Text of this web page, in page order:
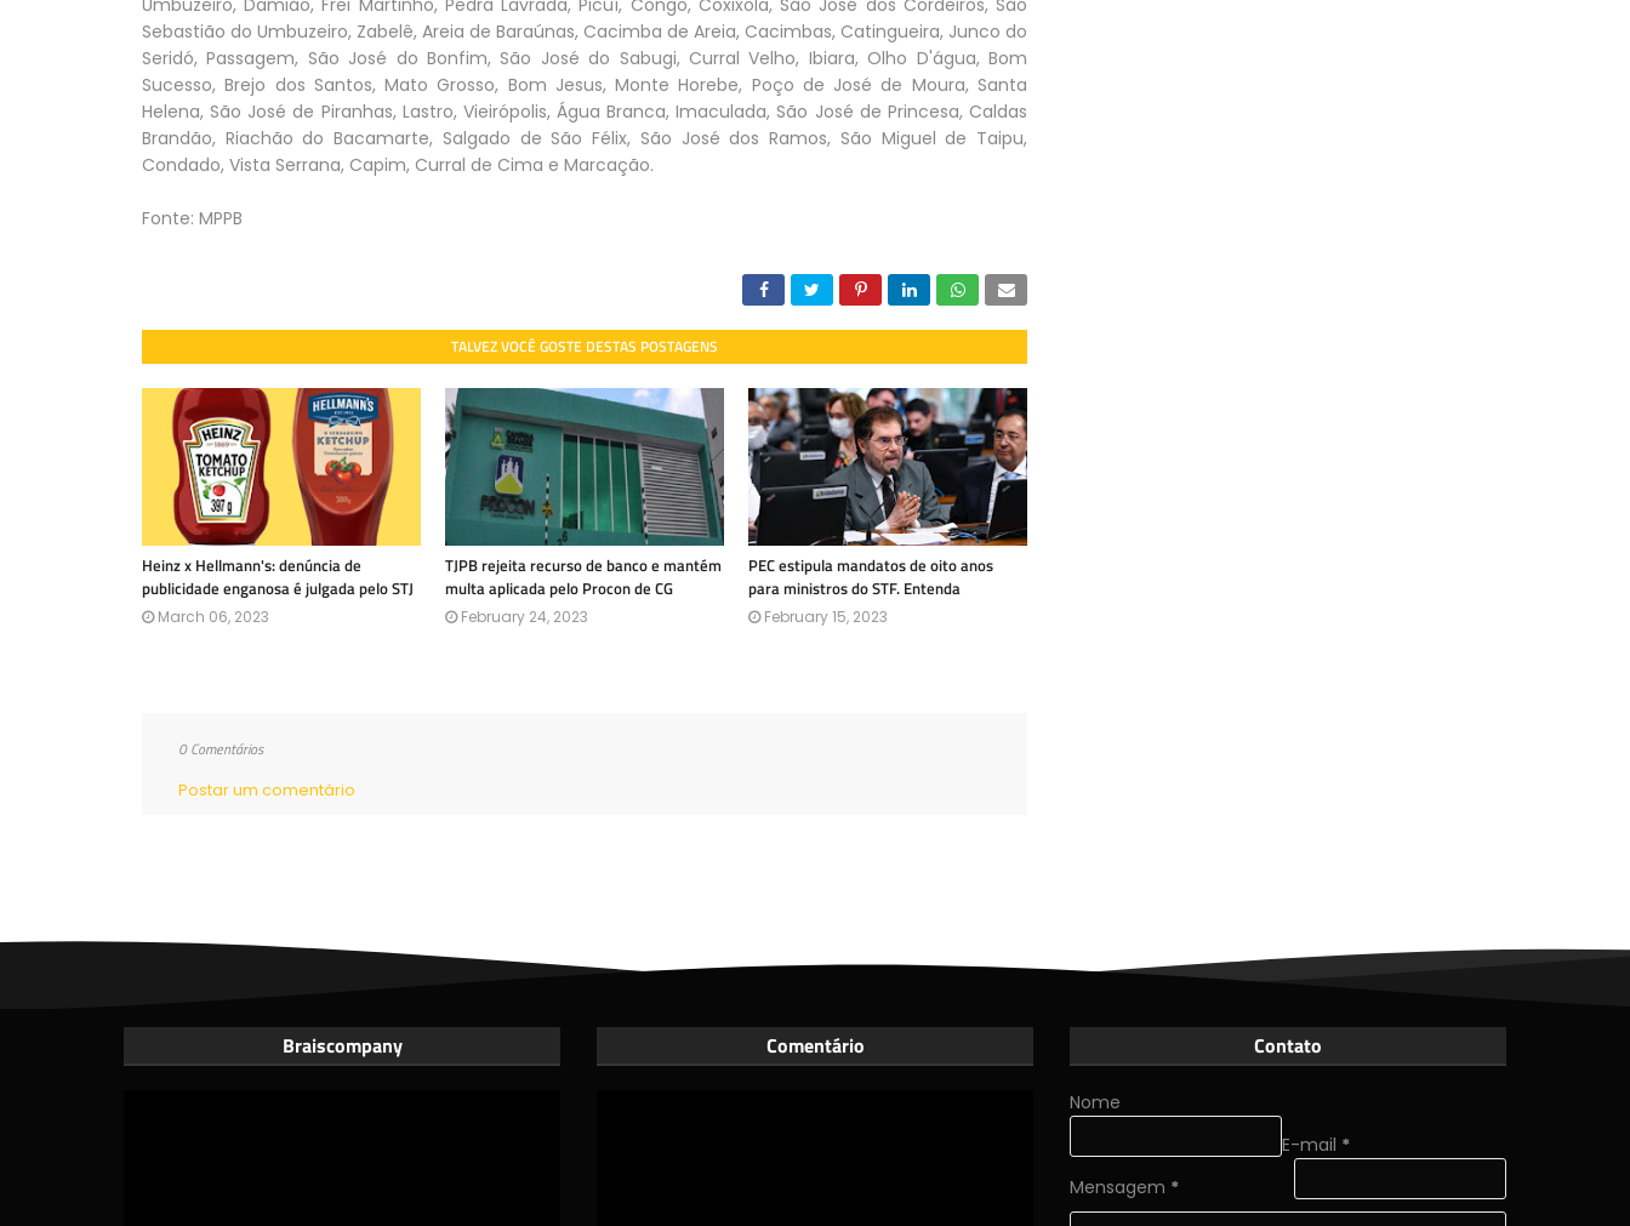
Umbuzeiro, Damião, Frei Martinho, Pedra Lavrada, Picuí, Congo, Coxixola, São José dos Cordeiros, São
Sebastião do Umbuzeiro, Zabelê, Areia de Baraúnas, Cacimba de Areia, Cacimbas, Catingueira, Junco do
Seridó, Passagem, São José do Bonfim, São José do Sabugi, Curral Velho, Ibiara, Olho D'água, Bom
Sucesso, Brejo dos Santos, Mato Grosso, Bom Jesus, Monte Horebe, Poço de José de Moura, Santa
Helena, São José de Piranhas, Lastro, Vieirópolis, Água Branca, Imaculada, São José de Princesa, Caldas
Brandão, Riachão do Bacamarte, Salgado de São Félix, São José dos Ramos, São Miguel de Taipu,
Condado, Vista Serrana, Capim, Curral de Cima e Marcação.
Fonte: MPPB
TALVEZ VOCÊ GOSTE DESTAS POSTAGENS
Heinz x Hellmann's: denúncia de
publicidade enganosa é julgada pelo STJ
March 06, 2023
TJPB rejeita recurso de banco e mantém
multa aplicada pelo Procon de CG
February 24, 2023
PEC estipula mandatos de oito anos
para ministros do STF. Entenda
February 15, 2023
0 Comentários
Postar um comentário
Braiscompany Comentário Contato
Nome
E-mail *
Mensagem *